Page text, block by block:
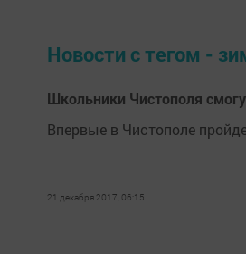
Новости с тегом -
Школьники Чистополя
Впервые в Чистополе
21 декабря 2017, 06:15